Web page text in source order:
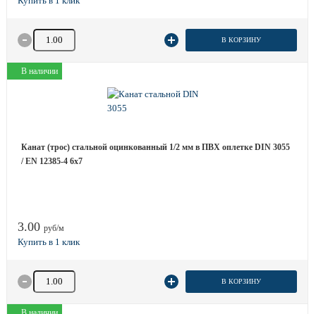
Количество товара В КОРЗИНУ
В наличии
Канат (трос) стальной оцинкованный 1/2 мм в ПВХ оплетке DIN 3055
/ EN 12385-4 6x7
3.00 руб/м
Количество товара В КОРЗИНУ